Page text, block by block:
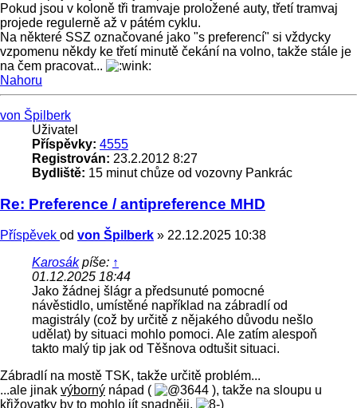
Pokud jsou v koloně tři tramvaje proložené auty, třetí tramvaj
projede regulerně až v pátém cyklu.
Na některé SSZ označované jako "s preferencí" si vždycky
vzpomenu někdy ke třetí minutě čekání na volno, takže stále je
na čem pracovat...
Nahoru
von Špilberk
Uživatel
Příspěvky: 4555
Registrován: 23.2.2012 8:27
Bydliště: 15 minut chůze od vozovny Pankrác
Re: Preference / antipreference MHD
Příspěvek od von Špilberk » 22.12.2025 10:38
Karosákpíše: ↑
01.12.2025 18:44
Jako žádnej šlágr a předsunuté pomocné
návěstidlo, umístěné například na zábradlí od
magistrály (což by určitě z nějakého důvodu nešlo
udělat) by situaci mohlo pomoci. Ale zatím alespoň
takto malý tip jak od Těšnova odtušit situaci.
Zábradlí na mostě TSK, takže určitě problém...
...ale jinak výborný nápad (
), takže na sloupu u
křižovatky by to mohlo jít snadněji.